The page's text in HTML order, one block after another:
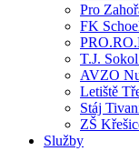
Pro
FK
T.J.
AVZO
Letiště
Stáj
ZŠ
Služby